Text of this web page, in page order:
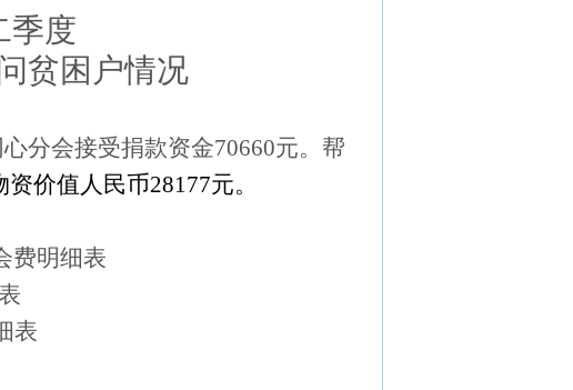
季度
贫困户情况
分会接受捐款资金70660元。帮
资价值人民币28177元。
费明细表
表